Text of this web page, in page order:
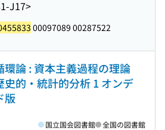
J17>
00097089 00287522
環論 : 資本主義過程の理論
史的・統計的分析 1 オンデ
版
国立国会図書館 全国の図書館